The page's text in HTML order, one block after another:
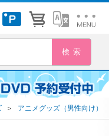
＞ アニメグッズ（男性向け）